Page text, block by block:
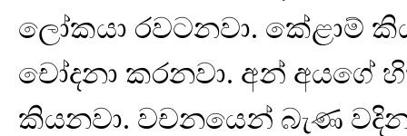
ලෝකයා රවටනවා. කේළාම්
චෝදනා කරනවා. අන් අයගේ
කියනවා. වචනයෙන් බැණ